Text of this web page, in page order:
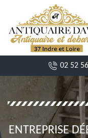
02 52
ENTREPRISE